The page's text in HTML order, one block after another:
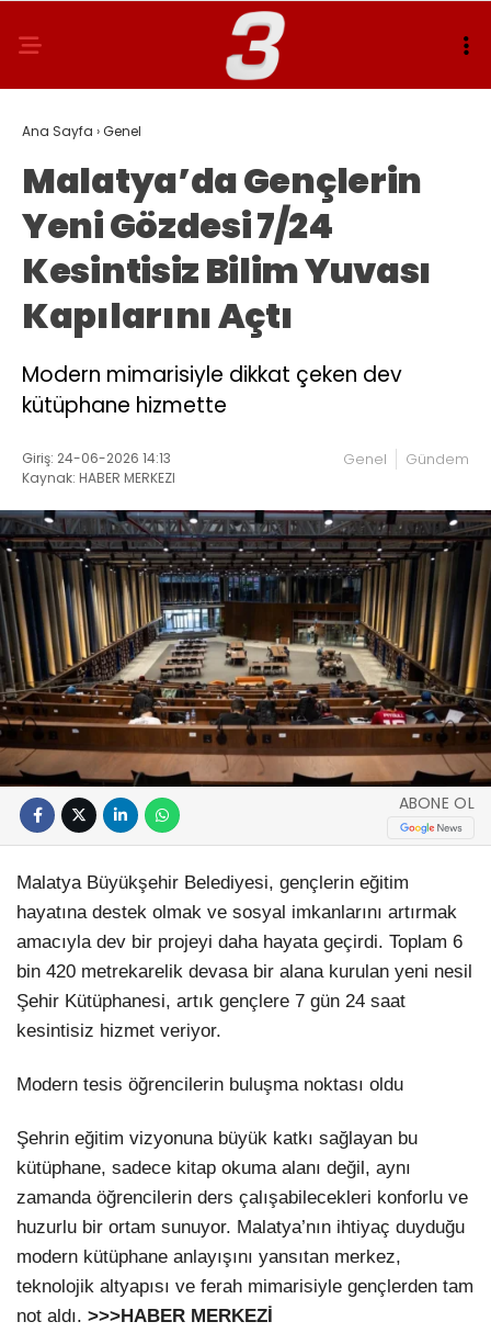
Ana Sayfa ›Genel
Malatya’da Gençlerin
Yeni Gözdesi 7/24
Kesintisiz Bilim Yuvası
Kapılarını Açtı
Modern mimarisiyle dikkat çeken dev
kütüphane hizmette
Giriş: 24-06-2026 14:13
Kaynak: HABER MERKEZI
Genel Gündem
ABONE OL
Malatya Büyükşehir Belediyesi, gençlerin eğitim
hayatına destek olmak ve sosyal imkanlarını artırmak
amacıyla dev bir projeyi daha hayata geçirdi. Toplam 6
bin 420 metrekarelik devasa bir alana kurulan yeni nesil
Şehir Kütüphanesi, artık gençlere 7 gün 24 saat
kesintisiz hizmet veriyor.
Modern tesis öğrencilerin buluşma noktası oldu
Şehrin eğitim vizyonuna büyük katkı sağlayan bu
kütüphane, sadece kitap okuma alanı değil, aynı
zamanda öğrencilerin ders çalışabilecekleri konforlu ve
huzurlu bir ortam sunuyor. Malatya’nın ihtiyaç duyduğu
modern kütüphane anlayışını yansıtan merkez,
teknolojik altyapısı ve ferah mimarisiyle gençlerden tam
not aldı. >>>HABER MERKEZİ